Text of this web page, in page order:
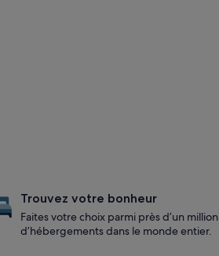
Trouvez votre bonheur
Faites votre choix parmi près d’un million
d’hébergements dans le monde entier.